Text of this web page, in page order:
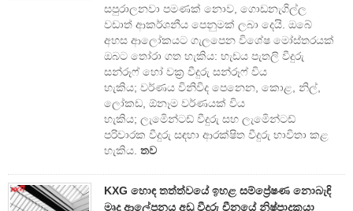
සපුරාලනවා පමණක් නොව, ගොඩනැගිල්ල
වඩාත් ආකර්ශනීය පෙනුමක් ලබා දෙයි. ඔබේ
අහස ආලෝකයට ගැලපෙන විශේෂ මෝස්තරයක්
ඔබට තෝරා ගත හැකිය: හැඩය පැතලි වීදුරු
සන්රූෆ් හෝ වක්‍ර වීදුරු සන්රූෆ් විය
හැකිය; වර්ණය විනිවිද පෙනෙන, කොළ, නිල්,
ලෝකඩ, ඕනෑම වර්ණයක් විය
හැකිය; ලැමිෙන්ටඩ් වීදුරු සහ ලැමිෙන්ටඩ්
පරිවාරක වීදුරු සඳහා ආරක්ෂිත වීදුරු භාවිතා කළ
හැකිය. තව
KXG හොඳ තත්ත්වයේ ඉහළ සම්ප්‍රේෂණ නොබැඳි
මෘදු ආලේපනය අඩු වීදුරු චීනයේ නිෂ්පාදකයා